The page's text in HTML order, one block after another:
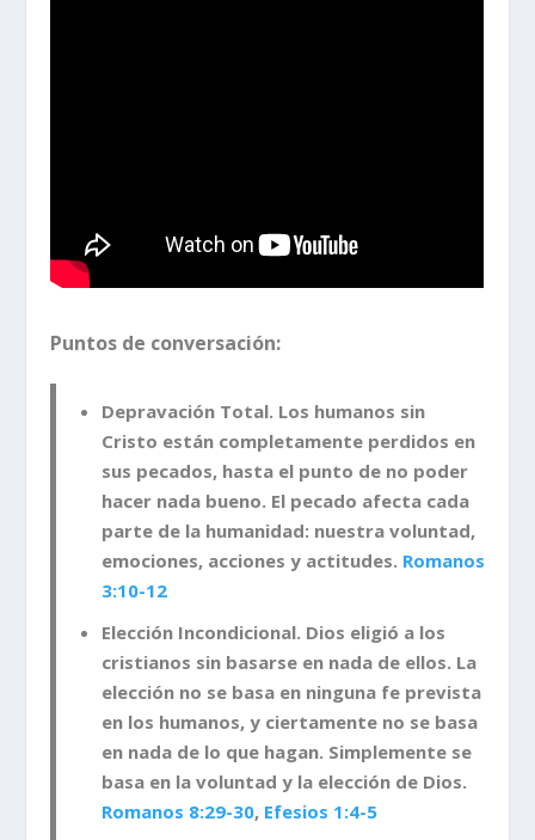
Puntos de conversación:
Depravación Total. Los humanos sin
Cristo están completamente perdidos en
sus pecados, hasta el punto de no poder
hacer nada bueno. El pecado afecta cada
parte de la humanidad: nuestra voluntad,
emociones, acciones y actitudes. Romanos
3:10-12
Elección Incondicional. Dios eligió a los
cristianos sin basarse en nada de ellos. La
elección no se basa en ninguna fe prevista
en los humanos, y ciertamente no se basa
en nada de lo que hagan. Simplemente se
basa en la voluntad y la elección de Dios.
Romanos 8:29-30, Efesios 1:4-5